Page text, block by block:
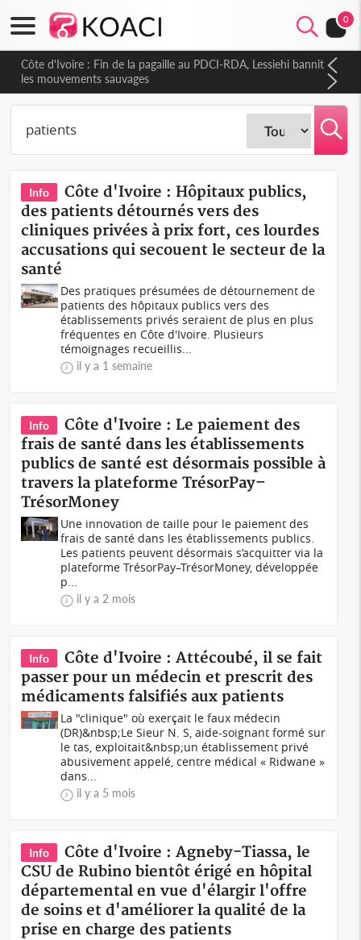
0
Côte d'Ivoire : Fin de la pagaille au PDCI-RDA, Lessiehi bannit
les mouvements sauvages
Info
Côte d'Ivoire : Hôpitaux publics,
des patients détournés vers des
cliniques privées à prix fort, ces lourdes
accusations qui secouent le secteur de la
santé
Des pratiques présumées de détournement de
patients des hôpitaux publics vers des
établissements privés seraient de plus en plus
fréquentes en Côte d'Ivoire. Plusieurs
témoignages recueillis...
il y a 1 semaine
Info
Côte d'Ivoire : Le paiement des
frais de santé dans les établissements
publics de santé est désormais possible à
travers la plateforme TrésorPay–
TrésorMoney
Une innovation de taille pour le paiement des
frais de santé dans les établissements publics.
Les patients peuvent désormais s’acquitter via la
plateforme TrésorPay–TrésorMoney, développée
p...
il y a 2 mois
Info
Côte d'Ivoire : Attécoubé, il se fait
passer pour un médecin et prescrit des
médicaments falsifiés aux patients
La "clinique" où exerçait le faux médecin
(DR)&nbsp;Le Sieur N. S, aide-soignant formé sur
le tas, exploitait&nbsp;un établissement privé
abusivement appelé, centre médical « Ridwane »
dans...
il y a 5 mois
Info
Côte d'Ivoire : Agneby-Tiassa, le
CSU de Rubino bientôt érigé en hôpital
départemental en vue d'élargir l'offre
de soins et d'améliorer la qualité de la
prise en charge des patients